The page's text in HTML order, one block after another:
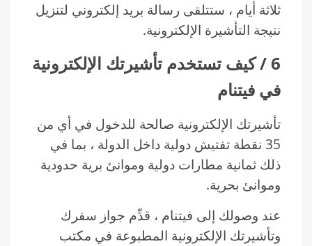
ثلاثة أيام ، ستتلقى رسالة بريد إلكتروني لتنزيل
نتيجة التأشيرة الإلكترونية.
6 / كيف تستخدم تأشيرتك الإلكترونية
في فيتنام
تأشيرتك الإلكترونية صالحة للدخول في أي من
35 نقطة تفتيش دولية داخل الدولة ، بما في
ذلك ثمانية مطارات دولية وموانئ برية حدودية
وموانئ بحرية.
عند وصولك إلى فيتنام ، قدِّم جواز سفرك
وتأشيرتك الإلكترونية المطبوعة في مكتب